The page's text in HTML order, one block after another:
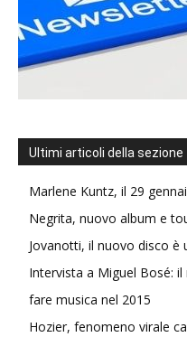
Ultimi articoli della sezione
Marlene Kuntz, il 29
Negrita, nuovo album e
Jovanotti, il nuovo disco è
Intervista a Miguel Bosé:
fare musica nel 2015
Hozier, fenomeno virale